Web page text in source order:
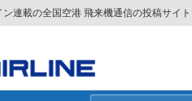
連載の全国空港 飛来機通信の投稿サイ